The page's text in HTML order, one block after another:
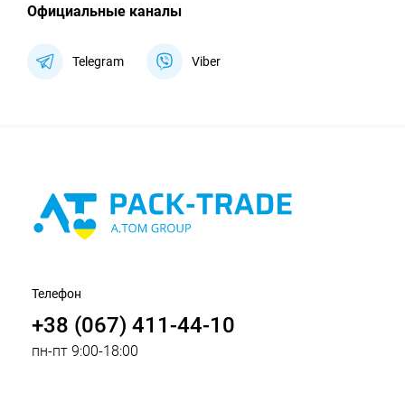
Официальные каналы
Telegram Viber
Телефон
+38 (067) 411-44-10
пн-пт 9:00-18:00